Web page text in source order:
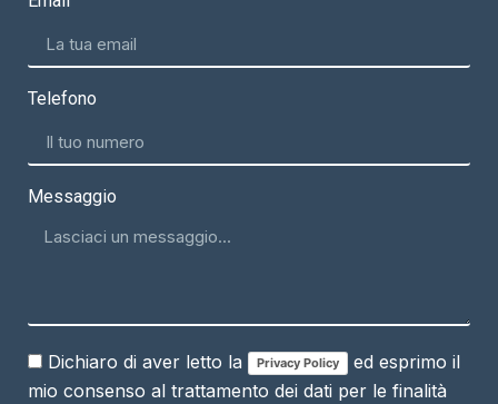
Telefono
Messaggio
Dichiaro di aver letto la Privacy Policy
ed esprimo il
mio consenso al trattamento dei dati per le finalità